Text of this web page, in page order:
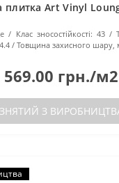
плитка Art Vinyl
Клас зносостійкості: 43
Товщина захисного шару,
569.00 грн./м2
ЗНЯТИЙ З